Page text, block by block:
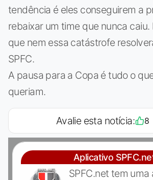
tendência é eles conseguirem a
rebaixar um time que nunca caiu.
que nem essa catástrofe
SPFC.
A pausa para a Copa é tudo o
queriam.
Avalie esta notícia: 8
Aplicativo
SPFC.net tem